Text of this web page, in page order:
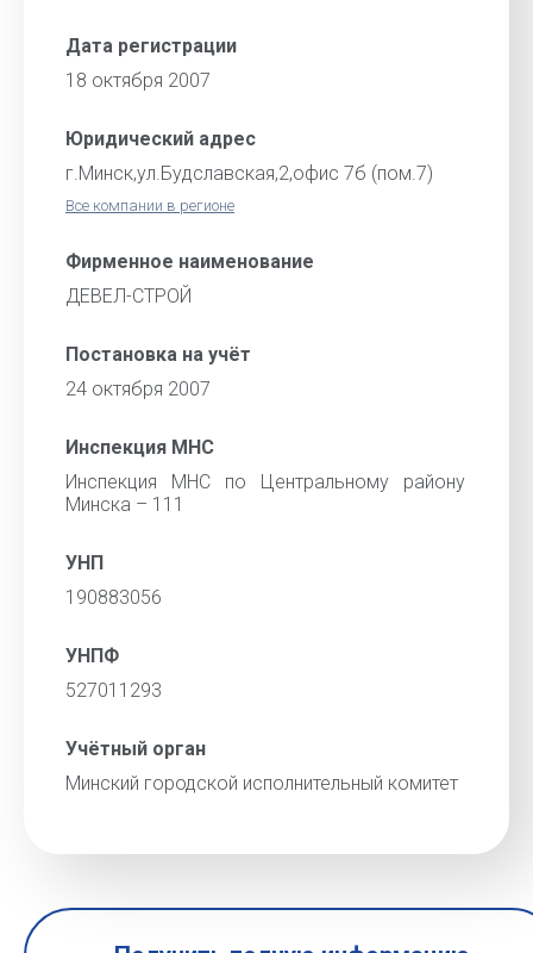
Дата регистрации
18 октября 2007
Юридический адрес
г.Минск,ул.Будславская,2,офис 7б (пом.7)
Все компании в регионе
Фирменное наименование
ДЕВЕЛ-СТРОЙ
Постановка на учёт
24 октября 2007
Инспекция МНС
Инспекция МНС по Центральному району
Минска – 111
УНП
190883056
УНПФ
527011293
Учётный орган
Минский городской исполнительный комитет